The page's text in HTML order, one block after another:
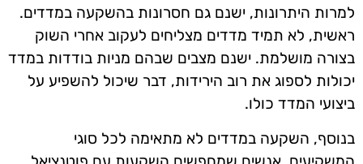
למרות היתרונות, ישנם גם חסרונות בהשקעה במדדים.
ראשית, לא תמיד מדדים מצליחים לעקוב אחרי השוק
בצורה מושלמת. ישנם מצבים שבהם מניות בודדות במדד
יכולות לספוג את רוב הירידות, דבר שיכול להשפיע על
ביצועי המדד כולו.
בנוסף, השקעה במדדים לא מתאימה לכל סוגי